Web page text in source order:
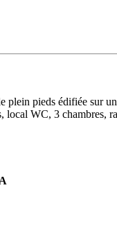
plein pieds édifiée sur
local WC, 3 chambres,
A